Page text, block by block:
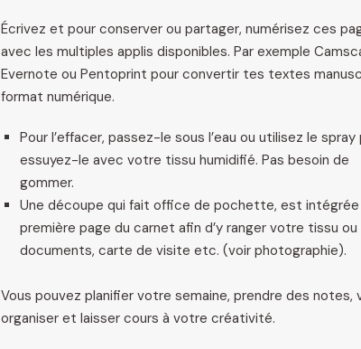
Écrivez et pour conserver ou partager, numérisez ces
avec les multiples applis disponibles. Par exemple
Evernote ou Pentoprint pour convertir tes textes
format numérique.
Pour l’effacer, passez-le sous l’eau ou utilisez le spray
essuyez-le avec votre tissu humidifié. Pas besoin de
gommer.
Une découpe qui fait office de pochette, est intégrée
première page du carnet afin d’y ranger votre tissu ou
documents, carte de visite etc. (voir photographie).
Vous pouvez planifier votre semaine, prendre des notes,
organiser et laisser cours à votre créativité.